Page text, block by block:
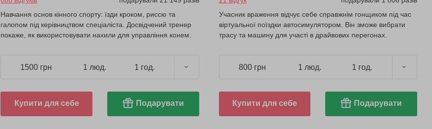
Навчання основ кінного спорту: їзди кроком, риссю та
галопом під керівництвом спеціаліста. Досвідчений тренер
покаже, як використовувати нахили для управління конем.
1500 грн 1 люд. 1 год.
Купити для себе Подарувати
Учасник враження відчує себе справжнім гонщиком під час
віртуальної поїздки автосимулятором. Він зможе вибрати
трасу та машину для участі в драйвових перегонах.
800 грн 1 люд. 1 год.
Купити для себе Подарувати